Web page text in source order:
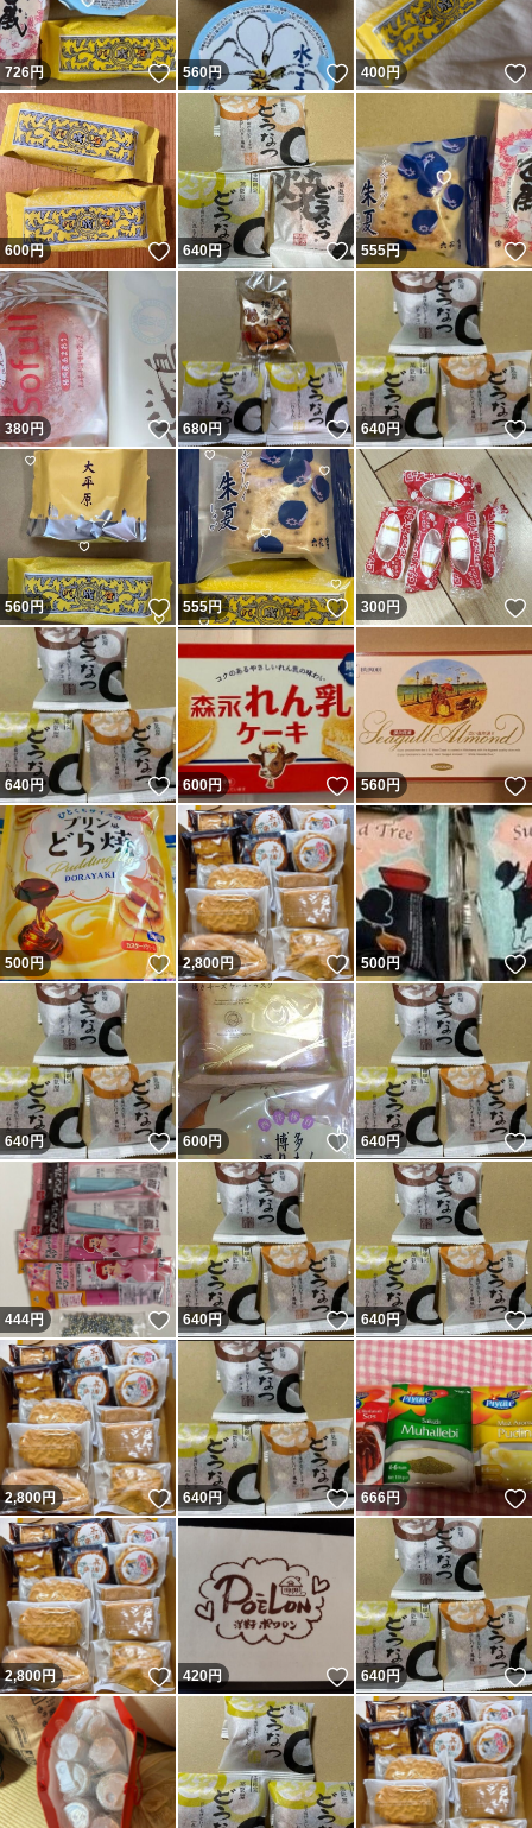
726円 いいね！
560円 いいね！
400円
600円 いいね！
640円 いいね！
555円
380円 いいね！
680円 いいね！
640円
560円 いいね！
555円 いいね！
300円
640円 いいね！
600円 いいね！
560円
500円 いいね！
2,800円 いいね！
500円
640円 いいね！
600円 いいね！
640円
444円 いいね！
640円 いいね！
640円
2,800円 いいね！
640円 いいね！
666円
2,800円 いいね！
420円 いいね！
640円